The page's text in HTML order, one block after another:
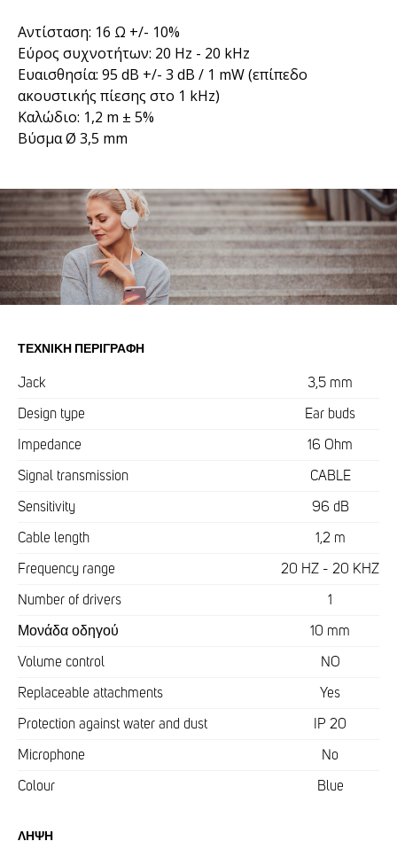
Αντίσταση: 16 Ω +/- 10%
Εύρος συχνοτήτων: 20 Hz - 20 kHz
Ευαισθησία: 95 dB +/- 3 dB / 1 mW (επίπεδο
ακουστικής πίεσης στο 1 kHz)
Καλώδιο: 1,2 m ± 5%
Βύσμα Ø 3,5 mm
ΤΕΧΝΙΚΉ ΠΕΡΙΓΡΑΦΉ
Jack 3,5 mm
Design type Ear buds
Impedance 16 Ohm
Signal transmission CABLE
Sensitivity 96 dB
Cable length 1,2 m
Frequency range 20 HZ - 20 KHZ
Number of drivers 1
Μονάδα οδηγού 10 mm
Volume control NO
Replaceable attachments Yes
Protection against water and dust IP 20
Microphone No
Colour Blue
ΛΉΨΗ